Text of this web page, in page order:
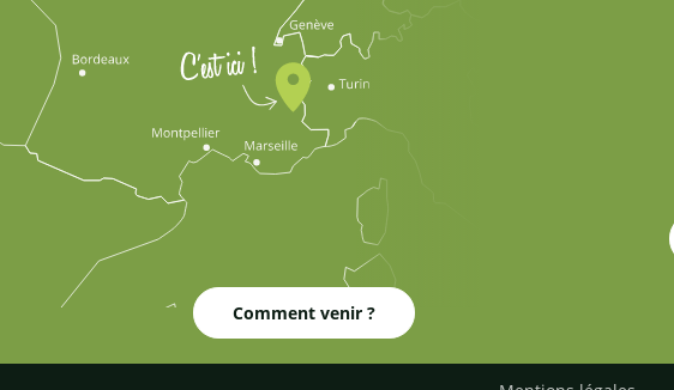
Comment venir ?